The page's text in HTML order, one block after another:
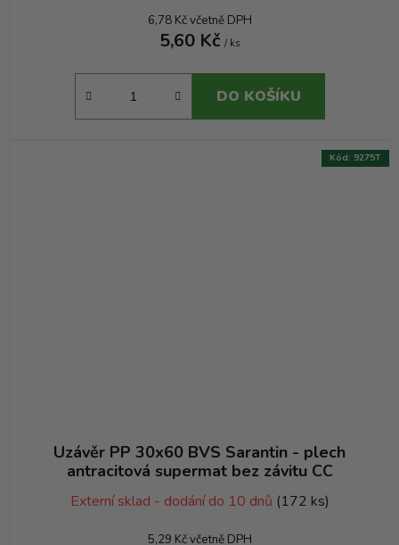
6,78 Kč včetně DPH
5,60 Kč / ks
DO KOŠÍKU
Uzávěr PP 30x60 BVS Sarantin - plech
antracitová supermat bez závitu CC
Externí sklad - dodání do 10 dnů (172 ks)
5,29 Kč včetně DPH
Kód: 9275T